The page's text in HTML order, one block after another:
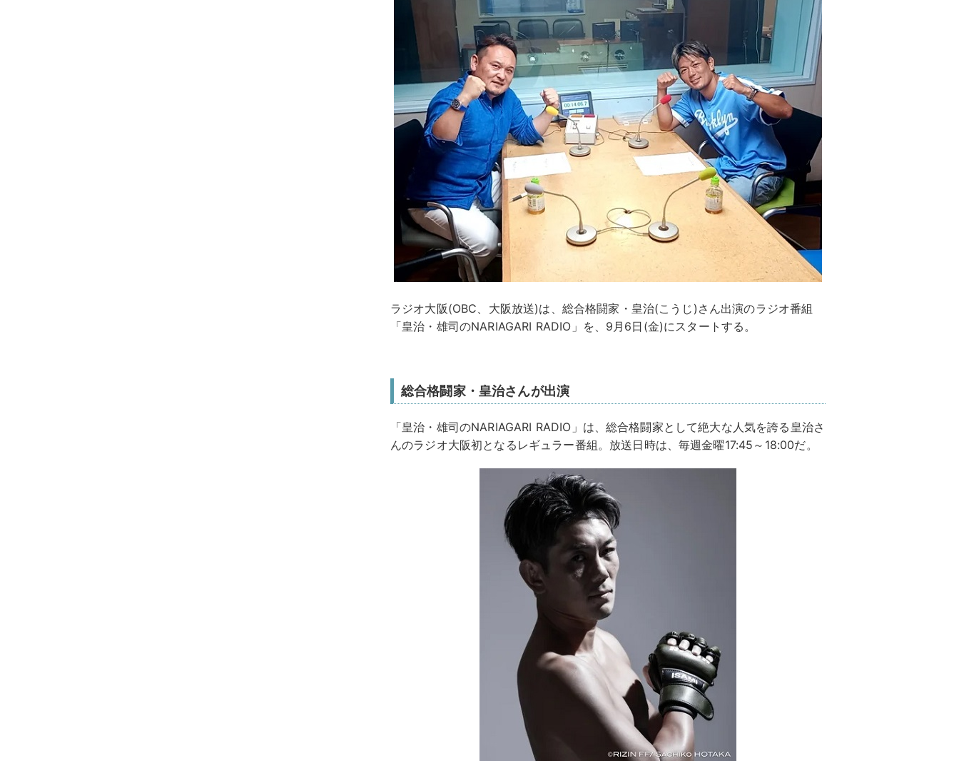
ラジオ大阪(OBC、大阪放送)は、総合格闘家・皇治(こうじ)さん出演のラジオ番組
「皇治・雄司のNARIAGARI RADIO」を、9月6日(金)にスタートする。
総合格闘家・皇治さんが出演
「皇治・雄司のNARIAGARI RADIO」は、総合格闘家として絶大な人気を誇る皇治さ
んのラジオ大阪初となるレギュラー番組。放送日時は、毎週金曜17:45～18:00だ。